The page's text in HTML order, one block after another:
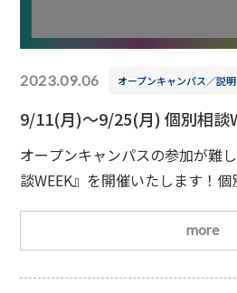
2023.09.06 オープンキャンパス／説
9/11(月)～9/25(月) 個別相談
オープンキャンパスの参加が難
談WEEK』を開催いたします！個
9/11(月)～9/25(月)の間は19時
いますので、普段の個別相談の
た方はこの機会をお見逃しなく
面接のコツを教えます✏皆さま
more